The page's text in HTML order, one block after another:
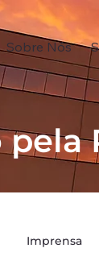
Sobre Nós
Imprensa